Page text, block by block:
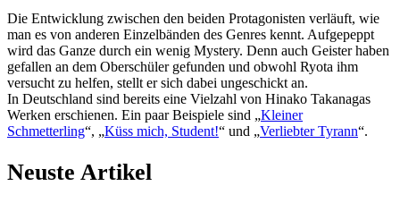
Die Entwicklung zwischen den beiden Protagonisten verläuft, wie
man es von anderen Einzelbänden des Genres kennt. Aufgepeppt
wird das Ganze durch ein wenig Mystery. Denn auch Geister haben
gefallen an dem Oberschüler gefunden und obwohl Ryota ihm
versucht zu helfen, stellt er sich dabei ungeschickt an.
In Deutschland sind bereits eine Vielzahl von Hinako Takanagas
Werken erschienen. Ein paar Beispiele sind „Kleiner
Schmetterling“, „Küss mich, Student!“ und „Verliebter Tyrann“.
Neuste Artikel